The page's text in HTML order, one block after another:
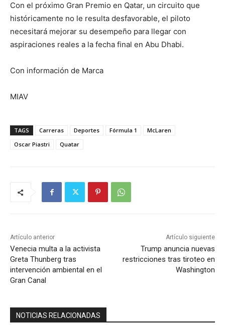
Con el próximo Gran Premio en Qatar, un circuito que
históricamente no le resulta desfavorable, el piloto
necesitará mejorar su desempeño para llegar con
aspiraciones reales a la fecha final en Abu Dhabi.
Con información de Marca
MIAV
TAGS Carreras Deportes Fórmula 1
McLaren
Oscar Piastri
Quatar
Artículo anterior
Venecia multa a la activista
Greta Thunberg tras
intervención ambiental en el
Gran Canal
Artículo siguiente
Trump anuncia nuevas
restricciones tras tiroteo en
Washington
NOTICIAS RELACIONADAS